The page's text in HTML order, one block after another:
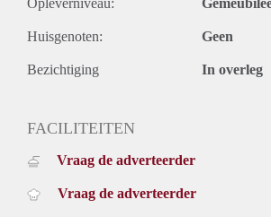
Huisgenoten: Geen
Bezichtiging In overleg
FACILITEITEN
Vraag de adverteerder
Vraag de adverteerder